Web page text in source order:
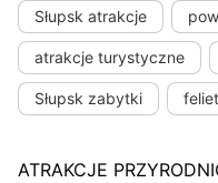
Słupsk atrakcje
atrakcje turystyczne
Słupsk zabytki
ATRAKCJE